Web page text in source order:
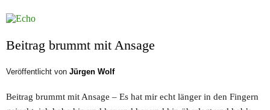
Beitrag brummt mit Ansage
Veröffentlicht von Jürgen Wolf
Beitrag brummt mit Ansage – Es hat mir echt länger in den Fingern